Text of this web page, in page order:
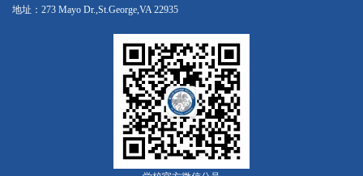
地址：273 Mayo Dr.,St.George,VA 22935